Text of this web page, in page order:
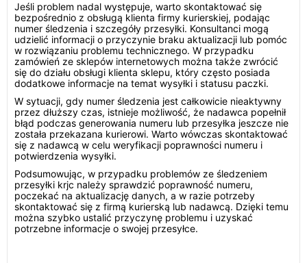
Jeśli problem nadal występuje, warto skontaktować się
bezpośrednio z obsługą klienta firmy kurierskiej, podając
numer śledzenia i szczegóły przesyłki. Konsultanci mogą
udzielić informacji o przyczynie braku aktualizacji lub pomóc
w rozwiązaniu problemu technicznego. W przypadku
zamówień ze sklepów internetowych można także zwrócić
się do działu obsługi klienta sklepu, który często posiada
dodatkowe informacje na temat wysyłki i statusu paczki.
W sytuacji, gdy numer śledzenia jest całkowicie nieaktywny
przez dłuższy czas, istnieje możliwość, że nadawca popełnił
błąd podczas generowania numeru lub przesyłka jeszcze nie
została przekazana kurierowi. Warto wówczas skontaktować
się z nadawcą w celu weryfikacji poprawności numeru i
potwierdzenia wysyłki.
Podsumowując, w przypadku problemów ze śledzeniem
przesyłki krjc należy sprawdzić poprawność numeru,
poczekać na aktualizację danych, a w razie potrzeby
skontaktować się z firmą kurierską lub nadawcą. Dzięki temu
można szybko ustalić przyczynę problemu i uzyskać
potrzebne informacje o swojej przesyłce.